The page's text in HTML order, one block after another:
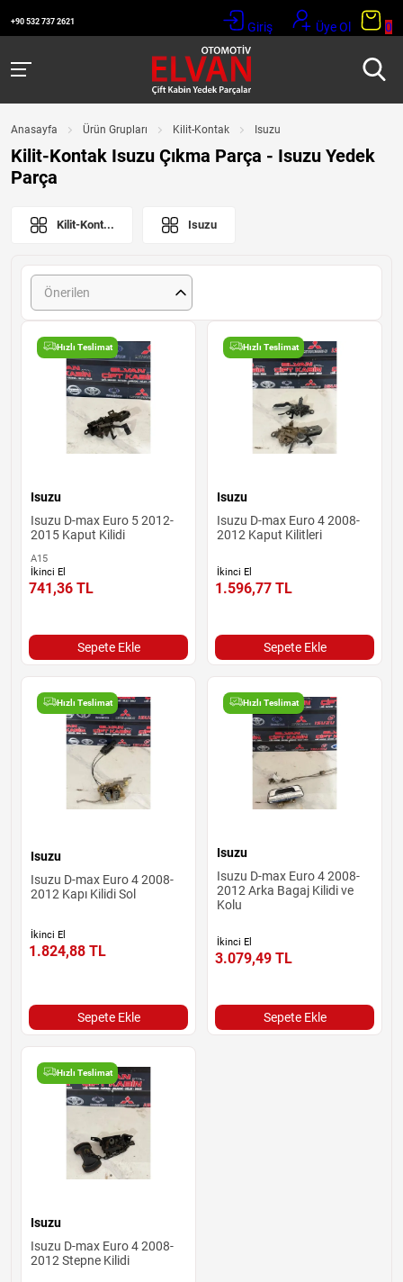
+90 532 737 2621 Giriş Üye Ol 0
Anasayfa Ürün Grupları Kilit-Kontak Isuzu
Kilit-Kontak Isuzu Çıkma Parça - Isuzu Yedek
Parça
Kilit-Kont... Isuzu
Önerilen
Hızlı Teslimat
Isuzu
Isuzu D-max Euro 5 2012-
2015 Kaput Kilidi
A15
İkinci El
741,36 TL
Sepete Ekle
Hızlı Teslimat
Isuzu
Isuzu D-max Euro 4 2008-
2012 Kaput Kilitleri
İkinci El
1.596,77 TL
Sepete Ekle
Hızlı Teslimat
Isuzu
Isuzu D-max Euro 4 2008-
2012 Kapı Kilidi Sol
İkinci El
1.824,88 TL
Sepete Ekle
Hızlı Teslimat
Isuzu
Isuzu D-max Euro 4 2008-
2012 Arka Bagaj Kilidi ve
Kolu
İkinci El
3.079,49 TL
Sepete Ekle
Hızlı Teslimat
Isuzu
Isuzu D-max Euro 4 2008-
2012 Stepne Kilidi